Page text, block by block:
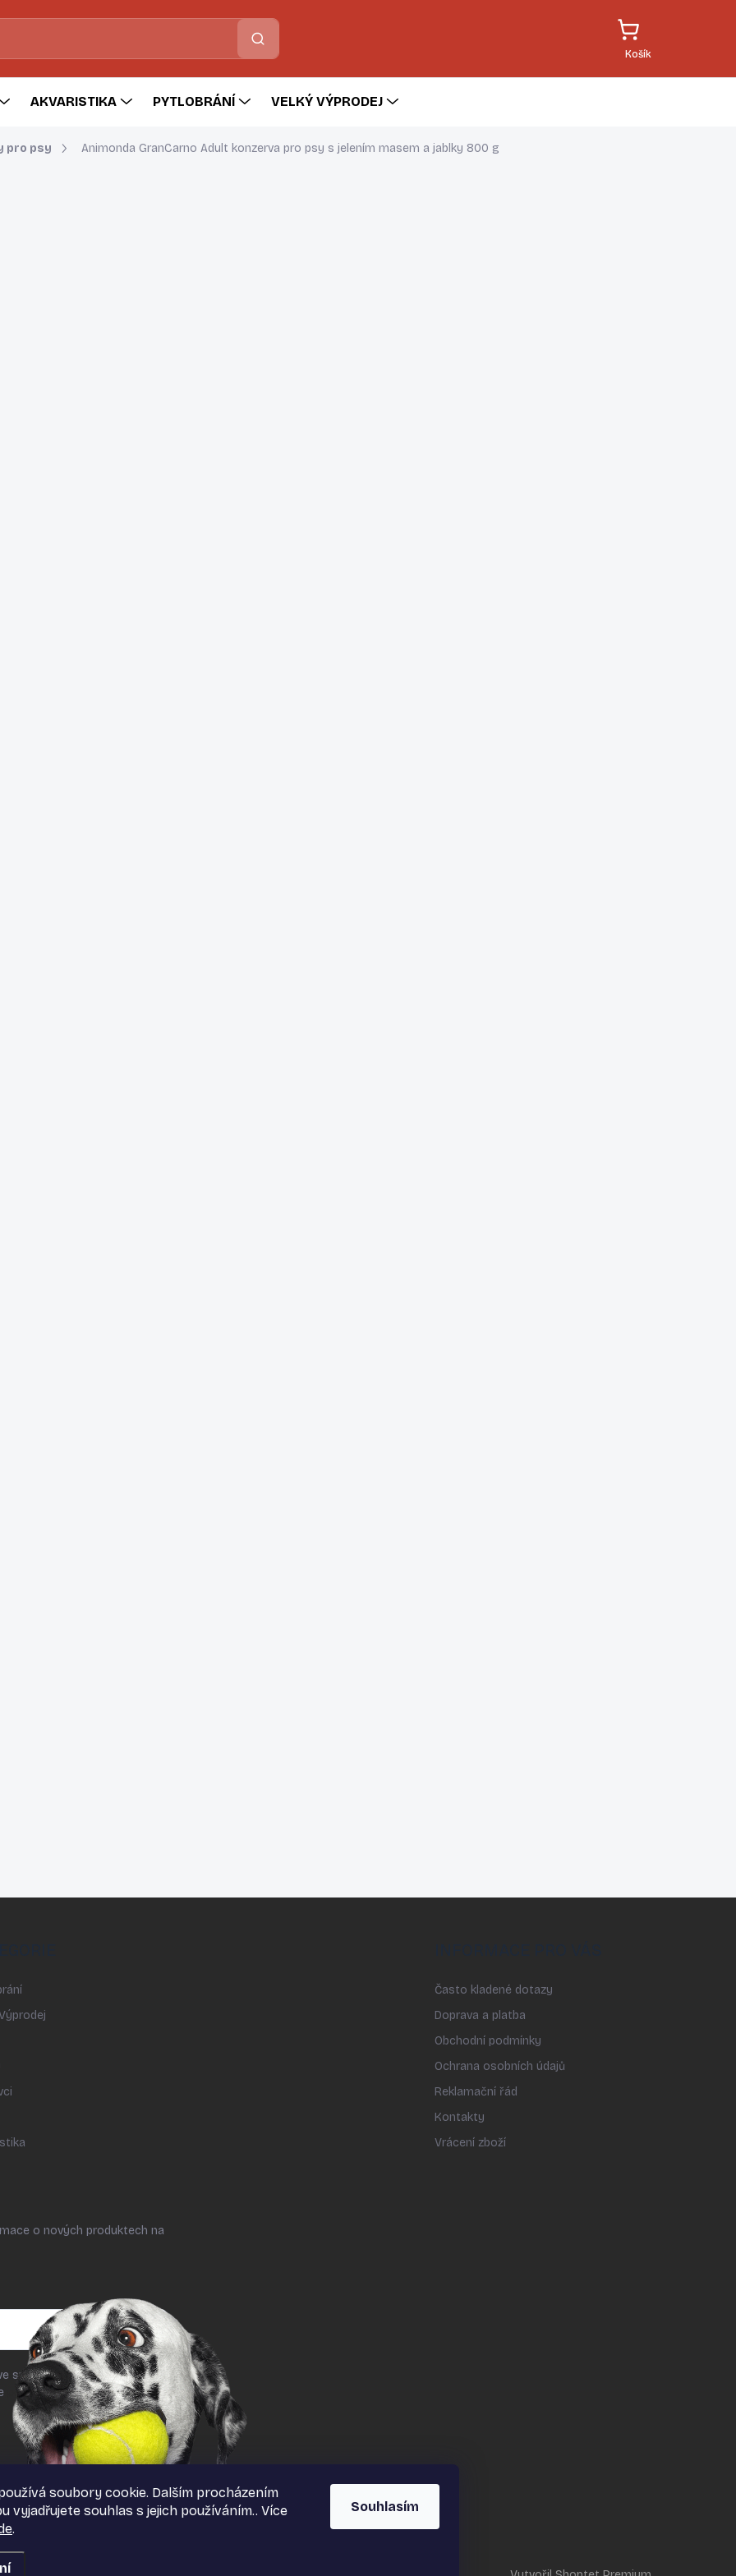
soubory cookie. Dalším procházením
vyjadřujete souhlas s jejich používáním.. Více
.
Souhlasím
Hledat
AKVARISTIKA PYTLOBRÁNÍ VELKÝ VÝPRODEJ
pro psy Animonda GranCarno Adult konzerva pro psy s jelením masem a jablky 800 g
Často kladené dotazy
Doprava a platba
Obchodní podmínky
Ochrana osobních údajů
Reklamační řád
Kontakty
Vrácení zboží
o nových produktech na
smyslu § 7 odst. 2 zákona č.
podmínek ochrany osobních